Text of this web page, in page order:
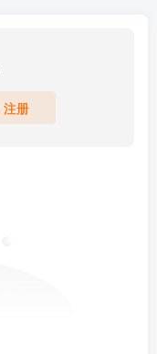
注册